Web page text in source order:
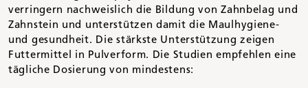
verringern nachweislich die Bildung von Zahnbelag und
Zahnstein und unterstützen damit die Maulhygiene-
und gesundheit. Die stärkste Unterstützung zeigen
Futtermittel in Pulverform. Die Studien empfehlen eine
tägliche Dosierung von mindestens: